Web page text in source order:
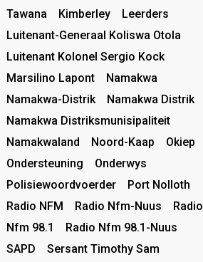
Tawana
Kimberley
Leerders
Luitenant-Generaal Koliswa Otola
Luitenant Kolonel Sergio Kock
Marsilino Lapont
Namakwa
Namakwa-Distrik
Namakwa Distrik
Namakwa Distriksmunisipaliteit
Namakwaland
Noord-Kaap
Okiep
Ondersteuning
Onderwys
Polisiewoordvoerder
Port Nolloth
Radio NFM
Radio Nfm-Nuus
Radio
Nfm 98.1
Radio Nfm 98.1-Nuus
SAPD
Sersant Timothy Sam